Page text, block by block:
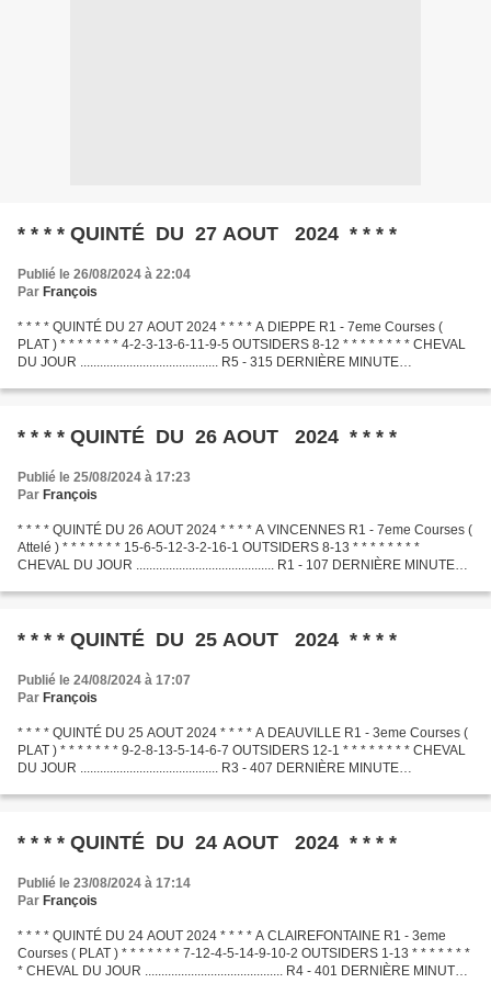
* * * * QUINTÉ DU 27 AOUT 2024 * * * *
Publié le 26/08/2024 à 22:04
Par François
* * * * QUINTÉ DU 27 AOUT 2024 * * * * A DIEPPE R1 - 7eme Courses (
PLAT ) * * * * * * * 4-2-3-13-6-11-9-5 OUTSIDERS 8-12 * * * * * * * * CHEVAL
DU JOUR .......................................... R5 - 315 DERNIÈRE MINUTE
* * * * QUINTÉ DU 26 AOUT 2024 * * * *
Publié le 25/08/2024 à 17:23
Par François
* * * * QUINTÉ DU 26 AOUT 2024 * * * * A VINCENNES R1 - 7eme Courses (
Attelé ) * * * * * * * 15-6-5-12-3-2-16-1 OUTSIDERS 8-13 * * * * * * * *
CHEVAL DU JOUR .......................................... R1 - 107 DERNIÈRE MINUTE
* * * * QUINTÉ DU 25 AOUT 2024 * * * *
Publié le 24/08/2024 à 17:07
Par François
* * * * QUINTÉ DU 25 AOUT 2024 * * * * A DEAUVILLE R1 - 3eme Courses (
PLAT ) * * * * * * * 9-2-8-13-5-14-6-7 OUTSIDERS 12-1 * * * * * * * * CHEVAL
DU JOUR .......................................... R3 - 407 DERNIÈRE MINUTE
* * * * QUINTÉ DU 24 AOUT 2024 * * * *
Publié le 23/08/2024 à 17:14
Par François
* * * * QUINTÉ DU 24 AOUT 2024 * * * * A CLAIREFONTAINE R1 - 3eme
Courses ( PLAT ) * * * * * * * 7-12-4-5-14-9-10-2 OUTSIDERS 1-13 * * * * * * *
* CHEVAL DU JOUR .......................................... R4 - 401 DERNIÈRE MINUTE